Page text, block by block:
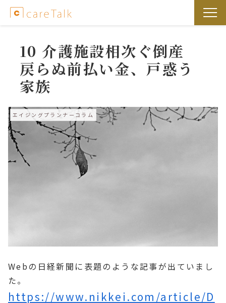
10 介護施設相次ぐ倒産
戻らぬ前払い金、戸惑う
家族
エイジングプランナーコラム
Webの日経新聞に表題のような記事が出ていまし
た。
https://www.nikkei.com/article/D